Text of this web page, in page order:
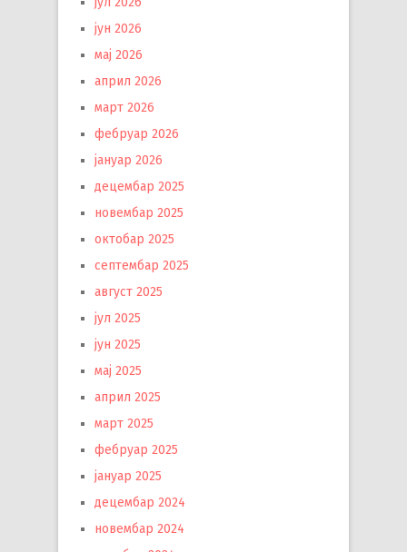
јун 2026
мај 2026
април 2026
март 2026
фебруар 2026
јануар 2026
децембар 2025
новембар 2025
октобар 2025
септембар 2025
август 2025
јул 2025
јун 2025
мај 2025
април 2025
март 2025
фебруар 2025
јануар 2025
децембар 2024
новембар 2024